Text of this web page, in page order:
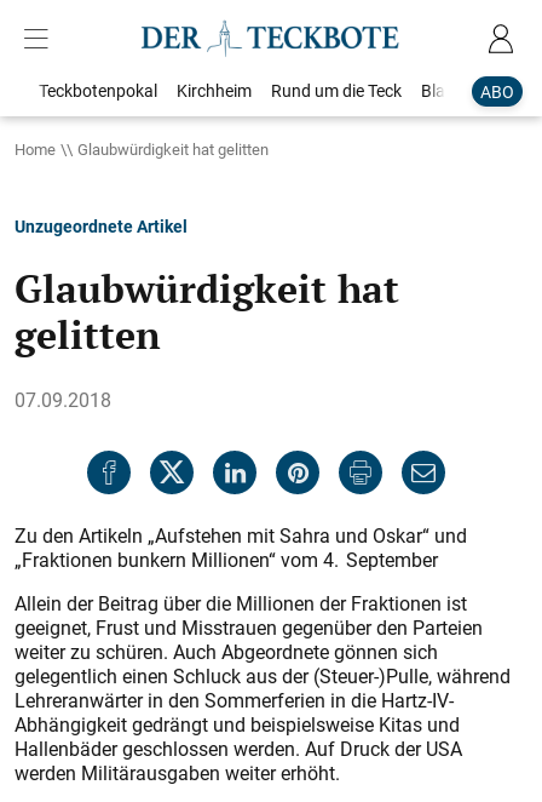
ABO
Teckbotenpokal Kirchheim Rund um die Teck Blaulicht
Home Glaubwürdigkeit hat gelitten
Unzugeordnete Artikel
Glaubwürdigkeit hat
gelitten
07.09.2018
Zu den Artikeln „Aufstehen mit Sahra und Oskar“ und
„Fraktionen bunkern Millionen“ vom 4. September
Allein der Beitrag über die Millionen der Fraktionen ist
geeignet, Frust und Misstrauen gegenüber den Parteien
weiter zu schüren. Auch Abgeordnete gönnen sich
gelegentlich einen Schluck aus der (Steuer-)Pulle, während
Lehreranwärter in den Sommerferien in die Hartz-IV-
Abhängigkeit gedrängt und beispielsweise Kitas und
Hallenbäder geschlossen werden. Auf Druck der USA
werden Militärausgaben weiter erhöht.